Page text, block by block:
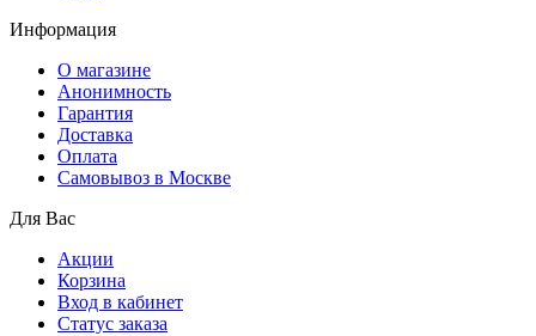
Информация
О магазине
Анонимность
Гарантия
Доставка
Oплата
Самовывоз в Москве
Для Вас
Акции
Корзина
Вход в кабинет
Статус заказа